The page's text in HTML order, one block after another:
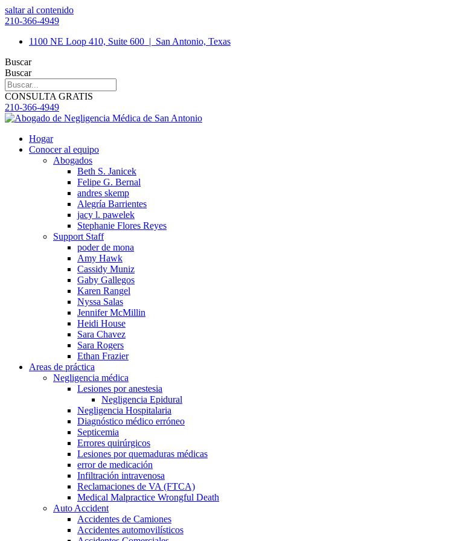
saltar al contenido
210-366-4949
1100 NE Loop 410, Suite 600 | San Antonio, Texas
Buscar
Buscar
CONSULTA GRATIS
210-366-4949
Hogar
Conocer al equipo
Abogados
Beth S. Janicek
Felipe G. Bernal
andres skemp
Alegría Barrientes
jacy l. pawelek
Stephanie Flores Reyes
Support Staff
poder de mona
Amy Hawk
Cassidy Muniz
Gaby Gallegos
Karen Rangel
Nyssa Salas
Jennifer McMillin
Heidi House
Sara Chavez
Sara Rogers
Ethan Frazier
Areas de práctica
Negligencia médica
Lesiones por anestesia
Negligencia Epidural
Negligencia Hospitalaria
Diagnóstico médico erróneo
Septicemia
Errores quirúrgicos
Lesiones por quemaduras médicas
error de medicación
Infiltración intravenosa
Reclamaciones de VA (FTCA)
Medical Malpractice Wrongful Death
Auto Accident
Accidentes de Camiones
Accidentes automovilísticos